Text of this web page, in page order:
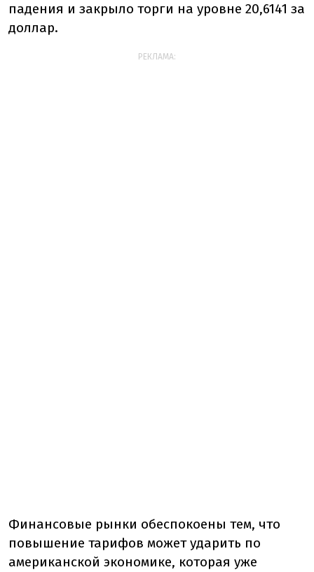
падения и закрыло торги на уровне 20,6141 за
доллар.
РЕКЛАМА:
Финансовые рынки обеспокоены тем, что
повышение тарифов может ударить по
американской экономике, которая уже